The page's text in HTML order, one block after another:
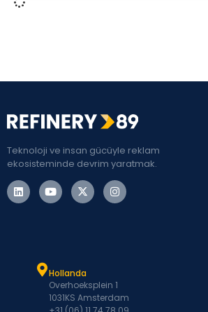
Teknoloji ve insan gücüyle reklam
ekosisteminde devrim yaratmak.
Hollanda
Overhoeksplein 1
1031KS Amsterdam